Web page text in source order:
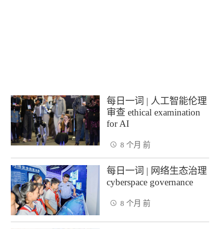
每日一词 | 人工智能伦理
审查 ethical examination
for AI
8 个月 前
每日一词 | 网络生态治理
cyberspace governance
8 个月 前